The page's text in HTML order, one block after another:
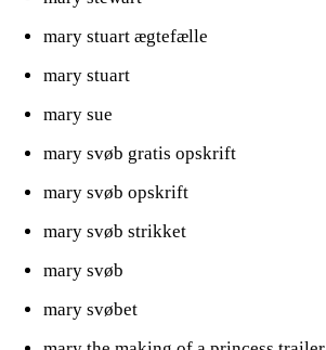
mary stuart ægtefælle
mary stuart
mary sue
mary svøb gratis opskrift
mary svøb opskrift
mary svøb strikket
mary svøb
mary svøbet